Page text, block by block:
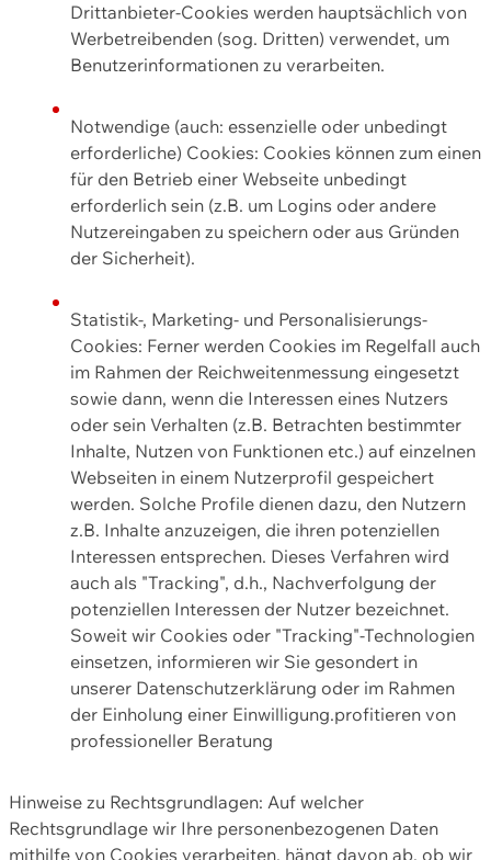
Drittanbieter-Cookies werden hauptsächlich von
Werbetreibenden (sog. Dritten) verwendet, um
Benutzerinformationen zu verarbeiten.
Notwendige (auch: essenzielle oder unbedingt
erforderliche) Cookies: Cookies können zum einen
für den Betrieb einer Webseite unbedingt
erforderlich sein (z.B. um Logins oder andere
Nutzereingaben zu speichern oder aus Gründen
der Sicherheit).
Statistik-, Marketing- und Personalisierungs-
Cookies: Ferner werden Cookies im Regelfall auch
im Rahmen der Reichweitenmessung eingesetzt
sowie dann, wenn die Interessen eines Nutzers
oder sein Verhalten (z.B. Betrachten bestimmter
Inhalte, Nutzen von Funktionen etc.) auf einzelnen
Webseiten in einem Nutzerprofil gespeichert
werden. Solche Profile dienen dazu, den Nutzern
z.B. Inhalte anzuzeigen, die ihren potenziellen
Interessen entsprechen. Dieses Verfahren wird
auch als "Tracking", d.h., Nachverfolgung der
potenziellen Interessen der Nutzer bezeichnet.
Soweit wir Cookies oder "Tracking"-Technologien
einsetzen, informieren wir Sie gesondert in
unserer Datenschutzerklärung oder im Rahmen
der Einholung einer Einwilligung.profitieren von
professioneller Beratung
Hinweise zu Rechtsgrundlagen: Auf welcher
Rechtsgrundlage wir Ihre personenbezogenen Daten
mithilfe von Cookies verarbeiten, hängt davon ab, ob wir